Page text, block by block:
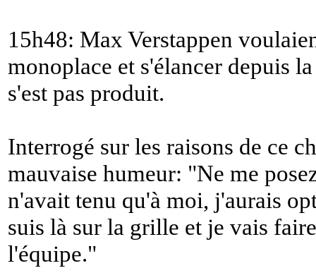
15h48: Max Verstappen
monoplace et s'élancer depuis
s'est pas produit.
Interrogé sur les raisons de ce
mauvaise humeur: "Ne me
n'avait tenu qu'à moi, j'aurais
suis là sur la grille et je vais
l'équipe."